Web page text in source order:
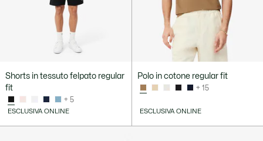
Shorts in tessuto felpato regular
fit
+ 5
ESCLUSIVA ONLINE
Polo in cotone regular fit
+ 15
ESCLUSIVA ONLINE